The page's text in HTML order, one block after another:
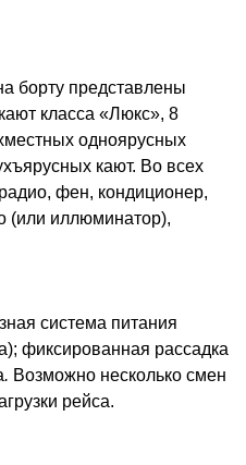
борту представлены
класса «Люкс», 8
одноярусных
кают. Во всех
фен, кондиционер,
(или иллюминатор),
система питания
фиксированная рассадка
. Возможно несколько смен
рейса.